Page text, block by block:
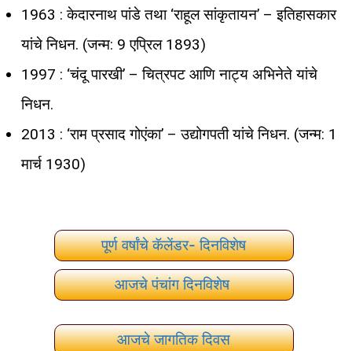
1963 : केदारनाथ पांडे तथा ‘राहूल सांकृतायन’ – इतिहासकार
यांचे निधन. (जन्म: 9 एप्रिल 1893)
1997 : ‘चंदू पारखी’ – चित्रपट आणि नाट्य अभिनेते यांचे
निधन.
2013 : ‘राम प्रसाद गोएंका’ – उद्योगपती यांचे निधन. (जन्म: 1
मार्च 1930)
पूर्ण वर्षांचे कॅलेंडर- दिनविशेष
आजचे पंचांग दिनविशेष
आजचे जागतिक दिवस